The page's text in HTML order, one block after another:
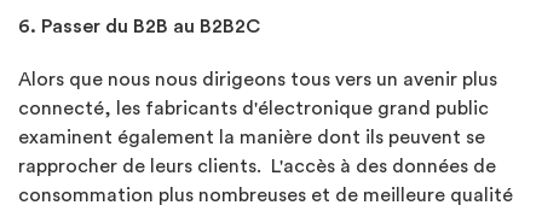
6. Passer du B2B au B2B2C
Alors que nous nous dirigeons tous vers un avenir plus
connecté, les fabricants d'électronique grand public
examinent également la manière dont ils peuvent se
rapprocher de leurs clients. L'accès à des données de
consommation plus nombreuses et de meilleure qualité